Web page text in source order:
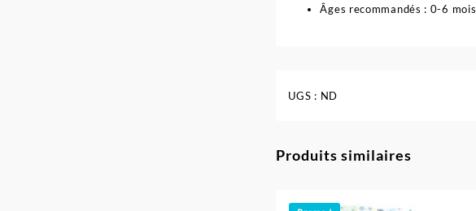
Âges recommandés : 0-6 mois
UGS : ND
Produits similaires